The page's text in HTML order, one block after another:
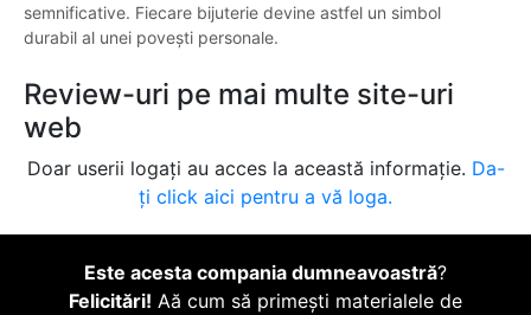
semnificative. Fiecare bijuterie devine astfel un simbol
durabil al unei povești personale.
Review-uri pe mai multe site-uri
web
Doar userii logați au acces la această informație. Da-
ți click aici pentru a vă loga.
Este acesta compania dumneavoastră?
Felicitări! Aă cum să primești materialele de